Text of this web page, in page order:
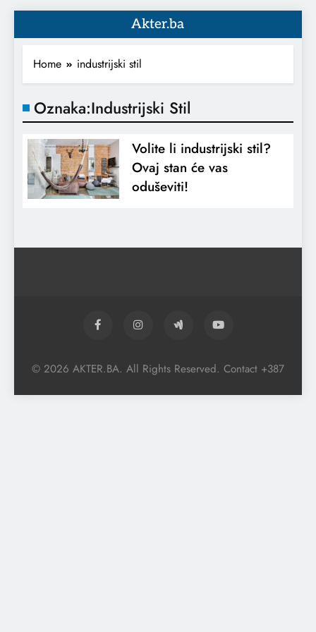
Akter.ba
Home industrijski stil
Oznaka:Industrijski Stil
Volite li industrijski stil?
Ovaj stan će vas
oduševiti!
© 2026 AKTER.BA. All Rights Reserved. Contact +387